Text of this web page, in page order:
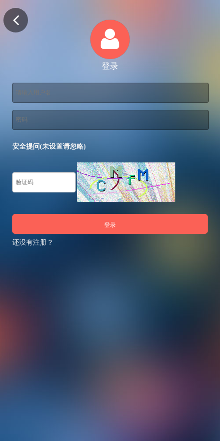
登录
安全提问(未设置请忽略)
登录
还没有注册？